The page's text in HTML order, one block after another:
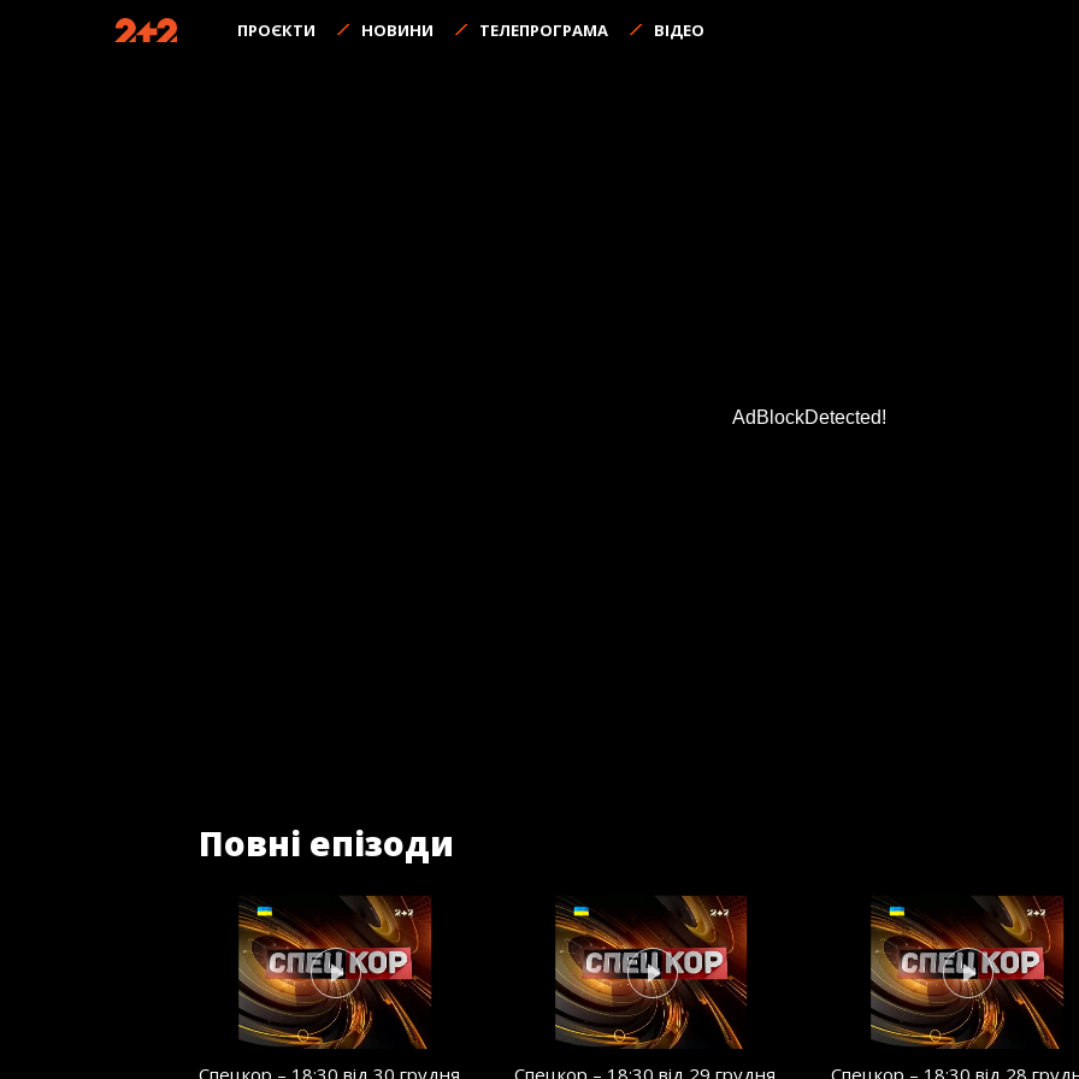
ПРОЄКТИ НОВИНИ ТЕЛЕПРОГРАМА ВІДЕО
AdBlockDetected!
Повні епізоди